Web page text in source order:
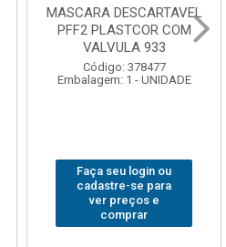
MASCARA DESCARTAVEL
PFF2 PLASTCOR COM
VALVULA 933
Código: 378477
Embalagem: 1 - UNIDADE
Faça seu login ou
cadastre-se para
ver preços e
comprar